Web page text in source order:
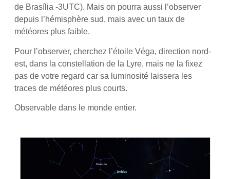
de Brasília -3UTC). Mais on pourra aussi l’observer
depuis l’hémisphère sud, mais avec un taux de
météores plus faible.
Pour l’observer, cherchez l’étoile Véga, direction nord-
est, dans la constellation de la Lyre, mais ne la fixez
pas de votre regard car sa luminosité laissera les
traces de météores plus courts.
Observable dans le monde entier.